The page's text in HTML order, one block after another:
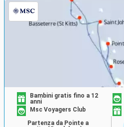
Bambini gratis fino a 12
anni
Msc Voyagers Club
Partenza da Pointe a